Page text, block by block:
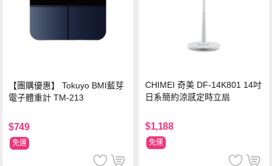
【團購優惠】 Tokuyo BMI藍芽
電子體重計 TM-213
$749
免運
CHIMEI 奇美 DF-14K801 14吋
日系簡約涼感定時立扇
$1,188
免運